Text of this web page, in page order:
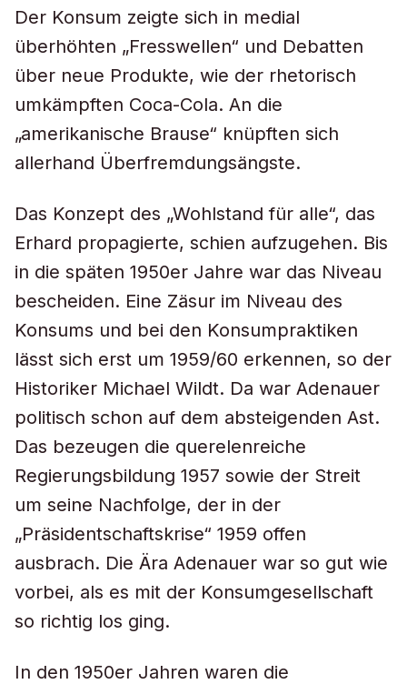
Der Konsum zeigte sich in medial
überhöhten „Fresswellen“ und Debatten
über neue Produkte, wie der rhetorisch
umkämpften Coca-Cola. An die
„amerikanische Brause“ knüpften sich
allerhand Überfremdungsängste.
Das Konzept des „Wohlstand für alle“, das
Erhard propagierte, schien aufzugehen. Bis
in die späten 1950er Jahre war das Niveau
bescheiden. Eine Zäsur im Niveau des
Konsums und bei den Konsumpraktiken
lässt sich erst um 1959/60 erkennen, so der
Historiker Michael Wildt. Da war Adenauer
politisch schon auf dem absteigenden Ast.
Das bezeugen die querelenreiche
Regierungsbildung 1957 sowie der Streit
um seine Nachfolge, der in der
„Präsidentschaftskrise“ 1959 offen
ausbrach. Die Ära Adenauer war so gut wie
vorbei, als es mit der Konsumgesellschaft
so richtig los ging.
In den 1950er Jahren waren die